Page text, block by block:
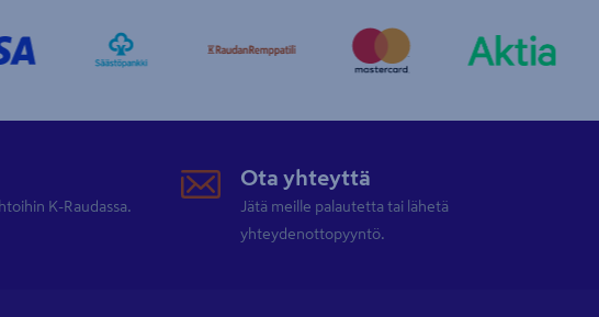
K-Raudassa.
Ota yhteyttä
Jätä meille palautetta tai lähetä
yhteydenottopyyntö.